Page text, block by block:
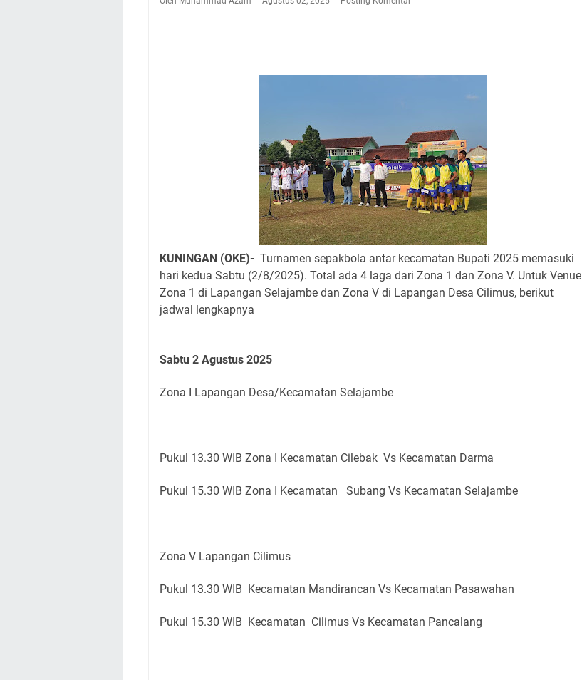
Ini Empat Lokasi Samsat Keliling Kuningan Jumat 7 Agustus 2026
KUNINGAN (OKE)- Turnamen sepakbola antar kecamatan Bupati 2025 memasuki
hari kedua Sabtu (2/8/2025). Total ada 4 laga dari Zona 1 dan Zona V. Untuk Venue
Zona 1 di Lapangan Selajambe dan Zona V di Lapangan Desa Cilimus, berikut
jadwal lengkapnya
Sabtu 2 Agustus 2025
Zona I Lapangan Desa/Kecamatan Selajambe
Pukul 13.30 WIB Zona I Kecamatan Cilebak Vs Kecamatan Darma
Pukul 15.30 WIB Zona I Kecamatan Subang Vs Kecamatan Selajambe
Zona V Lapangan Cilimus
Pukul 13.30 WIB Kecamatan Mandirancan Vs Kecamatan Pasawahan
Pukul 15.30 WIB Kecamatan Cilimus Vs Kecamatan Pancalang